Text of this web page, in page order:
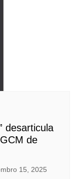
desarticula
de
15, 2025